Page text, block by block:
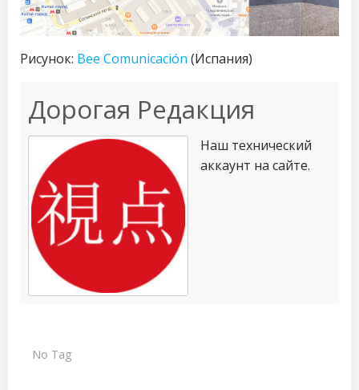
Рисунок: Bee Comunicación (Испания)
Дорогая Редакция
Наш технический
аккаунт на сайте.
No Tag